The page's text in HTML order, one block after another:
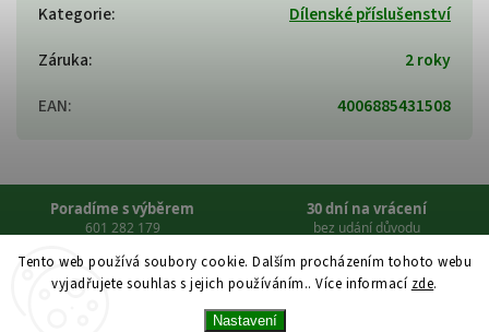
Tento web používá soubory cookie. Dalším procházením tohoto webu
vyjadřujete souhlas s jejich používáním.. Více informací zde.
Nastavení
Kategorie:
Dílenské příslušenství
Záruka:
2 roky
EAN: 4006885431508
Poradíme s výběrem
601 282 179
30 dní na vrácení
bez udání důvodu
Servis i po záruce
opravy a díly
Doprava zdarma
nad 5 000 Kč